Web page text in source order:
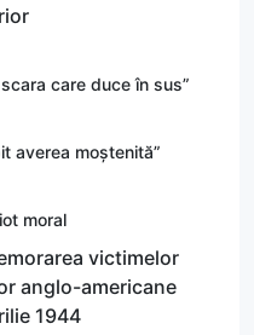
care duce în sus”
averea moștenită”
moral
victimelor
anglo-americane
1944